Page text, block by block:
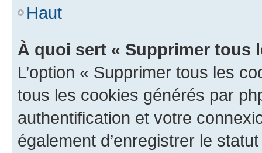
Haut
À quoi sert « Supprimer tous
L’option « Supprimer tous les
tous les cookies générés par
authentification et votre
également d’enregistrer le